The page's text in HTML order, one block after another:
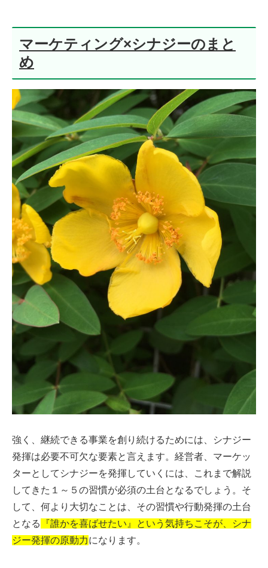
マーケティング×シナジーのまと
め
強く、継続できる事業を創り続けるためには、シナジー
発揮は必要不可欠な要素と言えます。経営者、マーケッ
ターとしてシナジーを発揮していくには、これまで解説
してきた１～５の習慣が必須の土台となるでしょう。そ
して、何より大切なことは、その習慣や行動発揮の土台
となる
『誰かを喜ばせたい』という気持ちこそが、シナ
ジー発揮の原動力になります。